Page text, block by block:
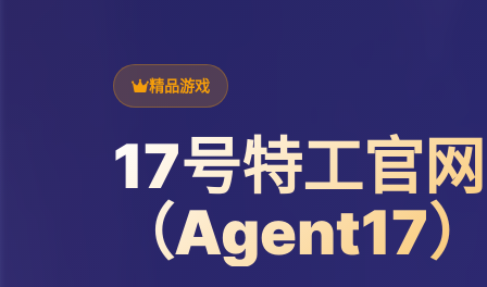
精品游戏
17号特工官网
（Agent17